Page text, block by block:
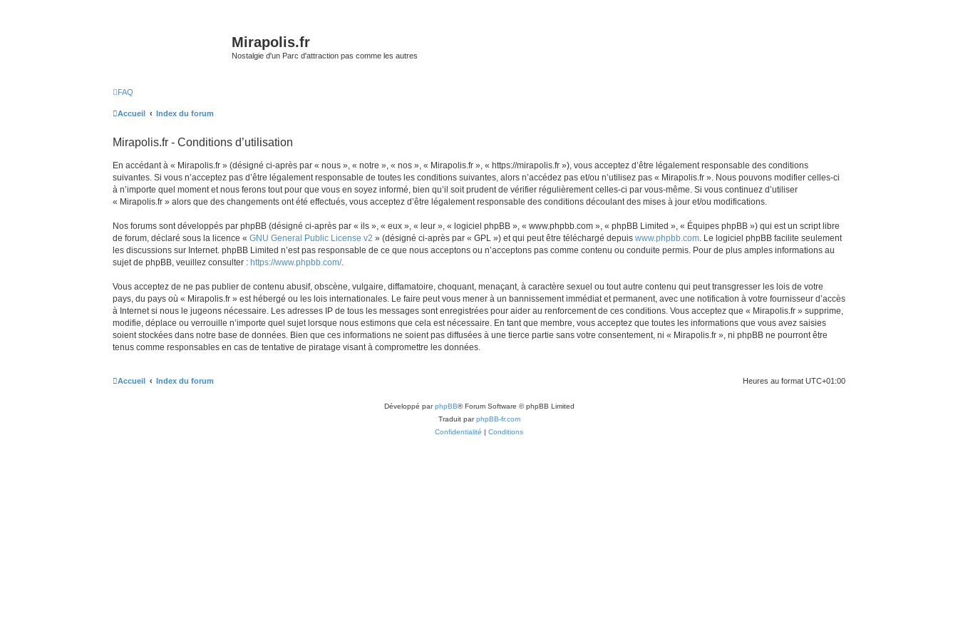
Mirapolis.fr
Nostalgie d'un Parc d'attraction pas comme les autres
FAQ
Accueil Index du forum
Mirapolis.fr - Conditions d’utilisation
En accédant à « Mirapolis.fr » (désigné ci-après par « nous », « notre », « nos », « Mirapolis.fr », « https://mirapolis.fr »), vous acceptez d’être légalement responsable des conditions
suivantes. Si vous n’acceptez pas d’être légalement responsable de toutes les conditions suivantes, alors n’accédez pas et/ou n’utilisez pas « Mirapolis.fr ». Nous pouvons modifier celles-ci
à n’importe quel moment et nous ferons tout pour que vous en soyez informé, bien qu’il soit prudent de vérifier régulièrement celles-ci par vous-même. Si vous continuez d’utiliser
« Mirapolis.fr » alors que des changements ont été effectués, vous acceptez d’être légalement responsable des conditions découlant des mises à jour et/ou modifications.
Nos forums sont développés par phpBB (désigné ci-après par « ils », « eux », « leur », « logiciel phpBB », « www.phpbb.com », « phpBB Limited », « Équipes phpBB ») qui est un script libre
de forum, déclaré sous la licence « GNU General Public License v2 » (désigné ci-après par « GPL ») et qui peut être téléchargé depuis www.phpbb.com . Le logiciel phpBB facilite seulement
les discussions sur Internet. phpBB Limited n’est pas responsable de ce que nous acceptons ou n’acceptons pas comme contenu ou conduite permis. Pour de plus amples informations au
sujet de phpBB, veuillez consulter : https://www.phpbb.com/.
Vous acceptez de ne pas publier de contenu abusif, obscène, vulgaire, diffamatoire, choquant, menaçant, à caractère sexuel ou tout autre contenu qui peut transgresser les lois de votre
pays, du pays où « Mirapolis.fr » est hébergé ou les lois internationales. Le faire peut vous mener à un bannissement immédiat et permanent, avec une notification à votre fournisseur d’accès
à Internet si nous le jugeons nécessaire. Les adresses IP de tous les messages sont enregistrées pour aider au renforcement de ces conditions. Vous acceptez que « Mirapolis.fr » supprime,
modifie, déplace ou verrouille n’importe quel sujet lorsque nous estimons que cela est nécessaire. En tant que membre, vous acceptez que toutes les informations que vous avez saisies
soient stockées dans notre base de données. Bien que ces informations ne soient pas diffusées à une tierce partie sans votre consentement, ni « Mirapolis.fr », ni phpBB ne pourront être
tenus comme responsables en cas de tentative de piratage visant à compromettre les données.
Accueil Index du forum Heures au format UTC+01:00
Développé parphpBB® Forum Software © phpBB Limited
Traduit parphpBB-fr.com
Confidentialité | Conditions